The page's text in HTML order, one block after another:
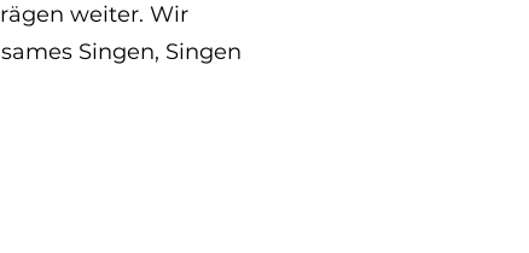
weiter. Wir
Singen, Singen